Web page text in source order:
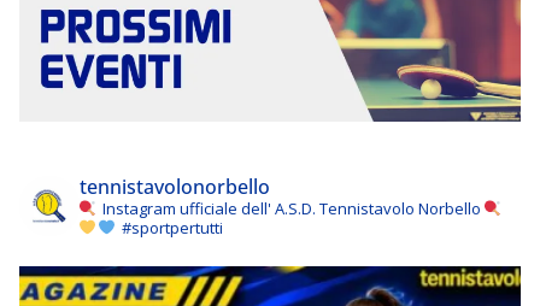
tennistavolonorbello
Instagram ufficiale dell' A.S.D. Tennistavolo Norbello
#sportpertutti